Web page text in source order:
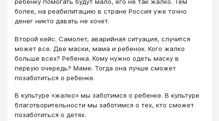
более, на реабилитацию в стране Россия уже точно
денег никто давать не хочет.
Второй кейс. Самолет, аварийная ситуация, случится
может все. Две маски, мама и ребенок. Кого жалко
больше всех? Ребенка. Кому нужно одеть маску в
первую очередь? Маме. Тогда она лучше сможет
позаботиться о ребенке.
В культуре «жалко» мы заботимся о ребенке. В культуре
благотворительности мы заботимся о тех, кто сможет
позаботиться о детях.